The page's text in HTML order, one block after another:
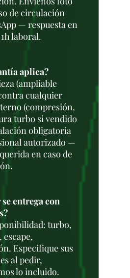
de circulación
— respuesta en
laboral.
aplica?
(ampliable
cualquier
(compresión,
turbo si vendido
obligatoria
autorizado —
en caso de
entrega con
turbo,
Especifique sus
al pedir,
lo incluido.